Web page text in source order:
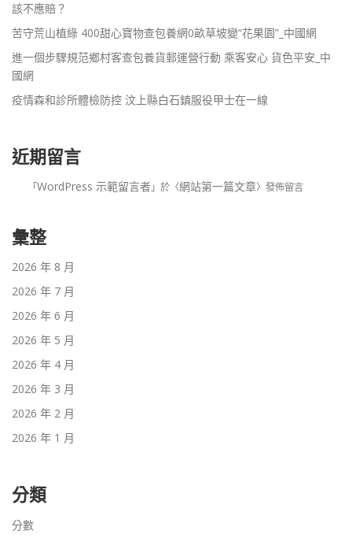
該不應賠？
苦守荒山植綠 400甜心寶物查包養網0畝草坡變“花果園”_中國網
進一個步驟規范鄉村客查包養貨郵運營行動 乘客安心 貨色平安_中
國網
疫情森和診所體檢防控 汶上縣白石鎮服役甲士在一線
近期留言
「WordPress 示範留言者」於〈網站第一篇文章〉發佈留言
彙整
2026 年 8 月
2026 年 7 月
2026 年 6 月
2026 年 5 月
2026 年 4 月
2026 年 3 月
2026 年 2 月
2026 年 1 月
分類
分數